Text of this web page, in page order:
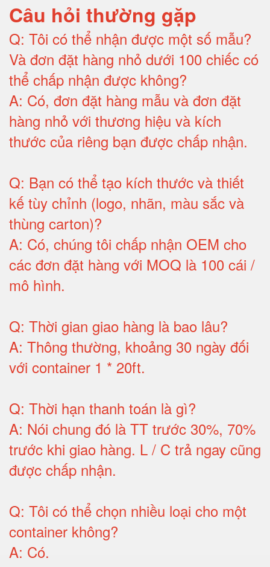
Câu hỏi thường gặp
Q: Tôi có thể nhận được một số mẫu?
Và đơn đặt hàng nhỏ dưới 100 chiếc có
thể chấp nhận được không?
A: Có, đơn đặt hàng mẫu và đơn đặt
hàng nhỏ với thương hiệu và kích
thước của riêng bạn được chấp nhận.
Q: Bạn có thể tạo kích thước và thiết
kế tùy chỉnh (logo, nhãn, màu sắc và
thùng carton)?
A: Có, chúng tôi chấp nhận OEM cho
các đơn đặt hàng với MOQ là 100 cái /
mô hình.
Q: Thời gian giao hàng là bao lâu?
A: Thông thường, khoảng 30 ngày đối
với container 1 * 20ft.
Q: Thời hạn thanh toán là gì?
A: Nói chung đó là TT trước 30%, 70%
trước khi giao hàng. L / C trả ngay cũng
được chấp nhận.
Q: Tôi có thể chọn nhiều loại cho một
container không?
A: Có.